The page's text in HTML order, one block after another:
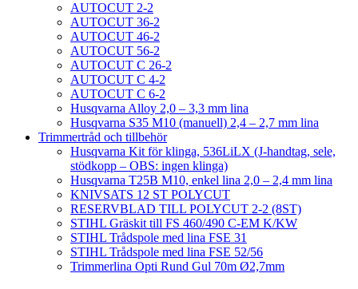
AUTOCUT 2-2
AUTOCUT 36-2
AUTOCUT 46-2
AUTOCUT 56-2
AUTOCUT C 26-2
AUTOCUT C 4-2
AUTOCUT C 6-2
Husqvarna Alloy 2,0 – 3,3 mm lina
Husqvarna S35 M10 (manuell) 2,4 – 2,7 mm lina
Trimmertråd och tillbehör
Husqvarna Kit för klinga, 536LiLX (J-handtag, sele,
stödkopp – OBS: ingen klinga)
Husqvarna T25B M10, enkel lina 2,0 – 2,4 mm lina
KNIVSATS 12 ST POLYCUT
RESERVBLAD TILL POLYCUT 2-2 (8ST)
STIHL Gräskit till FS 460/490 C-EM K/KW
STIHL Trådspole med lina FSE 31
STIHL Trådspole med lina FSE 52/56
Trimmerlina Opti Rund Gul 70m Ø2,7mm